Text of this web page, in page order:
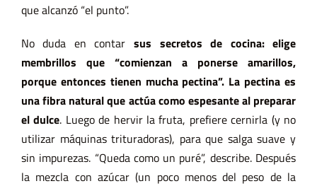
que alcanzó “el punto”.
No duda en contar sus secretos de cocina: elige
membrillos que “comienzan a ponerse amarillos,
porque entonces tienen mucha pectina”. La pectina es
una fibra natural que actúa como espesante al preparar
el dulce. Luego de hervir la fruta, prefiere cernirla (y no
utilizar máquinas trituradoras), para que salga suave y
sin impurezas. “Queda como un puré”, describe. Después
la mezcla con azúcar (un poco menos del peso de la